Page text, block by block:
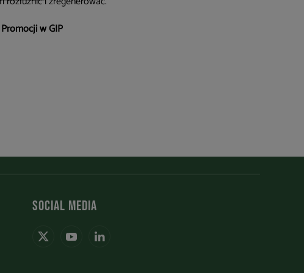
w GIP
Social media